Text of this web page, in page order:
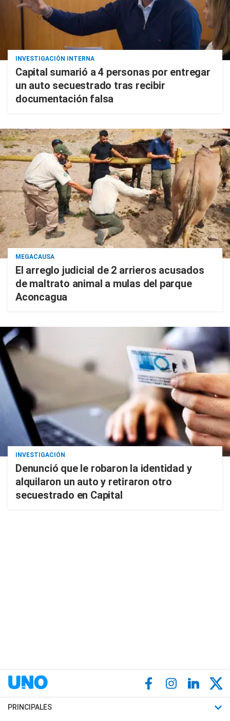
INVESTIGACIÓN INTERNA
Capital sumarió a 4 personas por entregar
un auto secuestrado tras recibir
documentación falsa
MEGACAUSA
El arreglo judicial de 2 arrieros acusados
de maltrato animal a mulas del parque
Aconcagua
INVESTIGACIÓN
Denunció que le robaron la identidad y
alquilaron un auto y retiraron otro
secuestrado en Capital
PRINCIPALES